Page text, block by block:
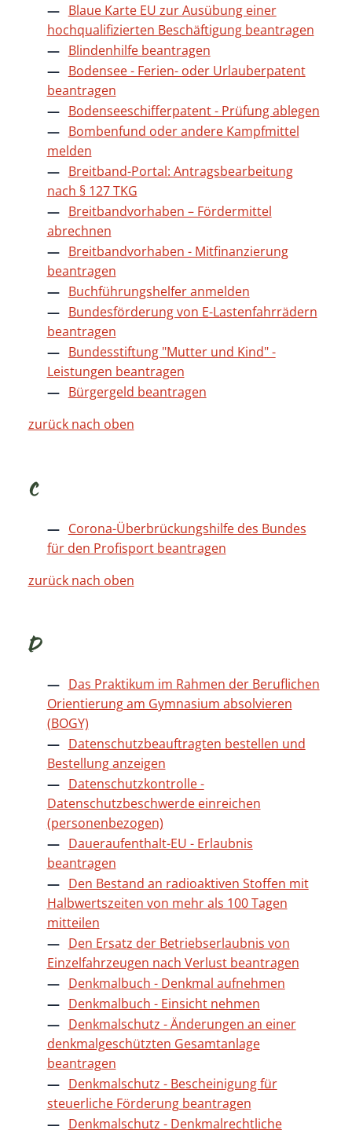
Blaue Karte EU zur Ausübung einer
hochqualifizierten Beschäftigung beantragen
Blindenhilfe beantragen
Bodensee - Ferien- oder Urlauberpatent
beantragen
Bodenseeschifferpatent - Prüfung ablegen
Bombenfund oder andere Kampfmittel
melden
Breitband-Portal: Antragsbearbeitung
nach § 127 TKG
Breitbandvorhaben – Fördermittel
abrechnen
Breitbandvorhaben - Mitfinanzierung
beantragen
Buchführungshelfer anmelden
Bundesförderung von E-Lastenfahrrädern
beantragen
Bundesstiftung "Mutter und Kind" -
Leistungen beantragen
Bürgergeld beantragen
zurück nach oben
C
Corona-Überbrückungshilfe des Bundes
für den Profisport beantragen
zurück nach oben
D
Das Praktikum im Rahmen der Beruflichen
Orientierung am Gymnasium absolvieren
(BOGY)
Datenschutzbeauftragten bestellen und
Bestellung anzeigen
Datenschutzkontrolle -
Datenschutzbeschwerde einreichen
(personenbezogen)
Daueraufenthalt-EU - Erlaubnis
beantragen
Den Bestand an radioaktiven Stoffen mit
Halbwertszeiten von mehr als 100 Tagen
mitteilen
Den Ersatz der Betriebserlaubnis von
Einzelfahrzeugen nach Verlust beantragen
Denkmalbuch - Denkmal aufnehmen
Denkmalbuch - Einsicht nehmen
Denkmalschutz - Änderungen an einer
denkmalgeschützten Gesamtanlage
beantragen
Denkmalschutz - Bescheinigung für
steuerliche Förderung beantragen
Denkmalschutz - Denkmalrechtliche